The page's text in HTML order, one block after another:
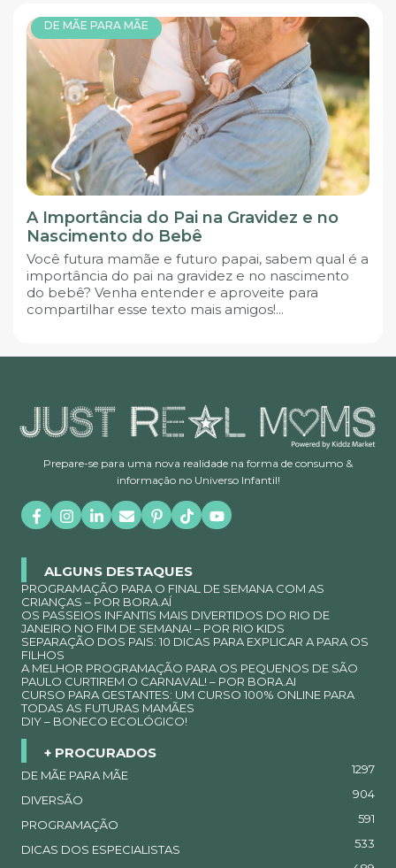
DE MÃE PARA MÃE
A Importância do Pai na Gravidez e no
Nascimento do Bebê
Você futura mamãe e futuro papai, sabem qual é a
importância do pai na gravidez e no nascimento
do bebê? Venha entender e aproveite para
compartilhar esse texto mais amigos!...
Prepare-se para uma nova realidade na forma de consumo &
informação no Universo Infantil!
ALGUNS DESTAQUES
PROGRAMAÇÃO PARA O FINAL DE SEMANA COM AS
CRIANÇAS – POR BORA.AÍ
OS PASSEIOS INFANTIS MAIS DIVERTIDOS DO RIO DE
JANEIRO NO FIM DE SEMANA! – POR RIO KIDS
SEPARAÇÃO DOS PAIS: 10 DICAS PARA EXPLICAR A PARA OS
FILHOS
A MELHOR PROGRAMAÇÃO PARA OS PEQUENOS DE SÃO
PAULO CURTIREM O CARNAVAL! – POR BORA.AI
CURSO PARA GESTANTES: UM CURSO 100% ONLINE PARA
TODAS AS FUTURAS MAMÃES
DIY – BONECO ECOLÓGICO!
+ PROCURADOS
DE MÃE PARA MÃE 1297
DIVERSÃO 904
PROGRAMAÇÃO 591
DICAS DOS ESPECIALISTAS 533